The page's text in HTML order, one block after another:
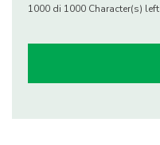
1000 di 1000 Character(s) left